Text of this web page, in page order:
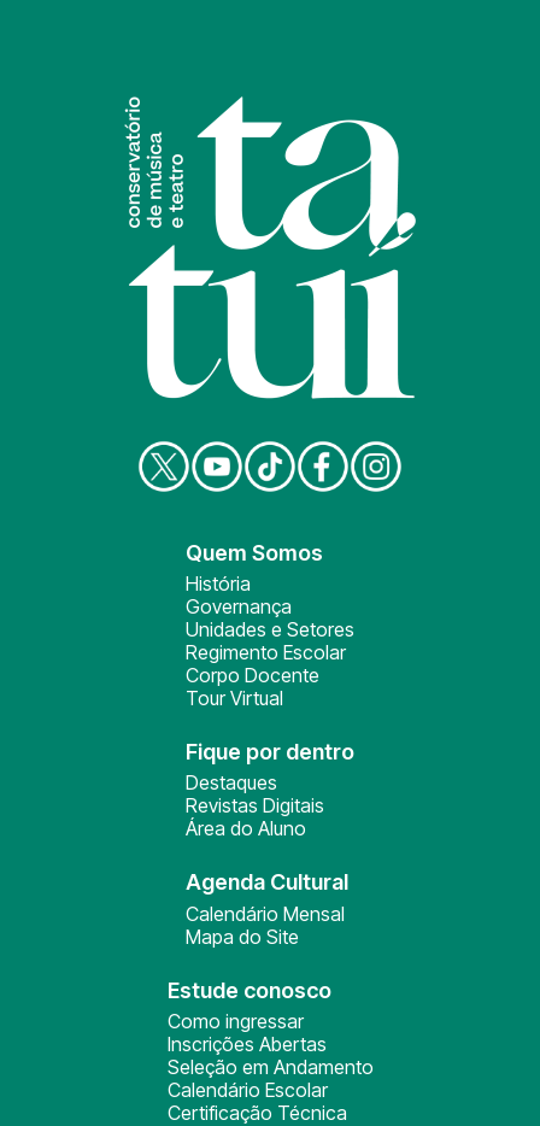
Quem Somos
História
Governança
Unidades e Setores
Regimento Escolar
Corpo Docente
Tour Virtual
Fique por dentro
Destaques
Revistas Digitais
Área do Aluno
Agenda Cultural
Calendário Mensal
Mapa do Site
Estude conosco
Como ingressar
Inscrições Abertas
Seleção em Andamento
Calendário Escolar
Certificação Técnica